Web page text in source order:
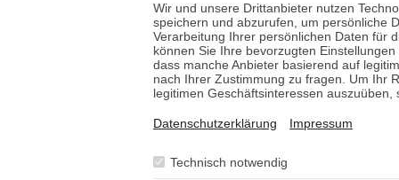
Wir und unsere Drittanbieter nutzen
speichern und abzurufen, um persönliche
Verarbeitung Ihrer persönlichen Daten für
können Sie Ihre bevorzugten
dass manche Anbieter basierend auf
nach Ihrer Zustimmung zu fragen. Um Ihr
legitimen Geschäftsinteressen auszuüben,
Datenschutzerklärung Impressum
Technisch notwendig